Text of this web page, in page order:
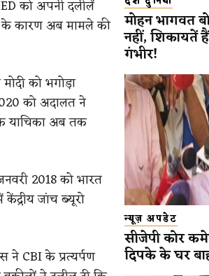
को अपनी दलीलें
के कारण अब मामले की
को भगोड़ा
को अदालत ने
याचिका अब तक
2018 को भारत
जांच ब्यूरो
ने CBI के प्रत्यर्पण
मोहन भागवत
नहीं, शिकायतें
गंभीर!
न्यूज़ अपडेट
सीजेपी कोर
दिपके के घर